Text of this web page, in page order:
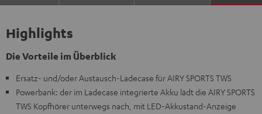
Highlights
Die Vorteile im Überblick
Ersatz- und/oder Austausch-Ladecase für AIRY SPORTS TWS
Powerbank: der im Ladecase integrierte Akku lädt die AIRY SPORTS
TWS Kopfhörer unterwegs nach, mit LED-Akkustand-Anzeige